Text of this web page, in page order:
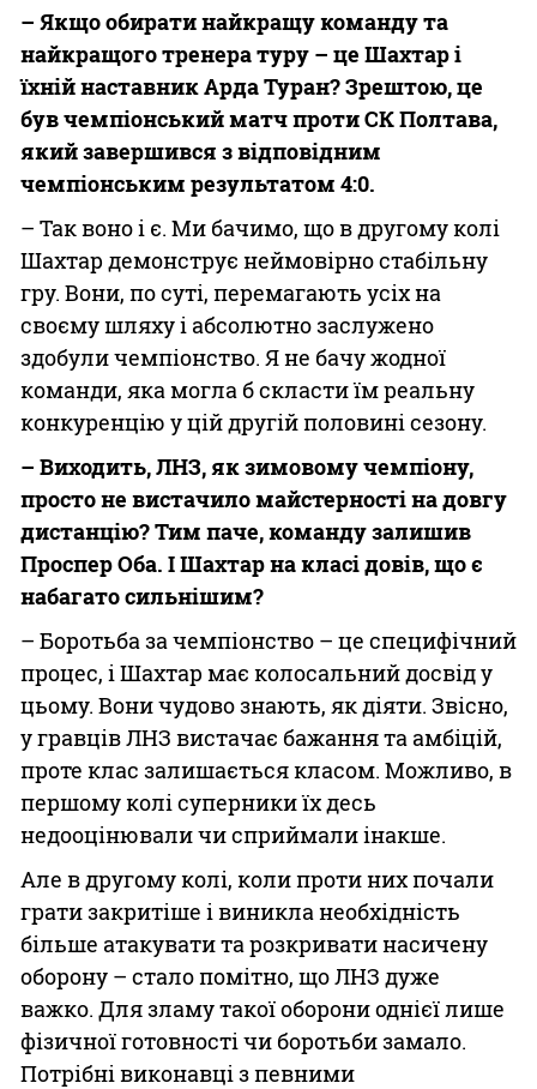
– Якщо обирати найкращу команду та
найкращого тренера туру – це Шахтар і
їхній наставник Арда Туран? Зрештою, це
був чемпіонський матч проти СК Полтава,
який завершився з відповідним
чемпіонським результатом 4:0.
– Так воно і є. Ми бачимо, що в другому колі
Шахтар демонструє неймовірно стабільну
гру. Вони, по суті, перемагають усіх на
своєму шляху і абсолютно заслужено
здобули чемпіонство. Я не бачу жодної
команди, яка могла б скласти їм реальну
конкуренцію у цій другій половині сезону.
– Виходить, ЛНЗ, як зимовому чемпіону,
просто не вистачило майстерності на довгу
дистанцію? Тим паче, команду залишив
Проспер Оба. І Шахтар на класі довів, що є
набагато сильнішим?
– Боротьба за чемпіонство – це специфічний
процес, і Шахтар має колосальний досвід у
цьому. Вони чудово знають, як діяти. Звісно,
у гравців ЛНЗ вистачає бажання та амбіцій,
проте клас залишається класом. Можливо, в
першому колі суперники їх десь
недооцінювали чи сприймали інакше.
Але в другому колі, коли проти них почали
грати закритіше і виникла необхідність
більше атакувати та розкривати насичену
оборону – стало помітно, що ЛНЗ дуже
важко. Для зламу такої оборони однієї лише
фізичної готовності чи боротьби замало.
Потрібні виконавці з певними